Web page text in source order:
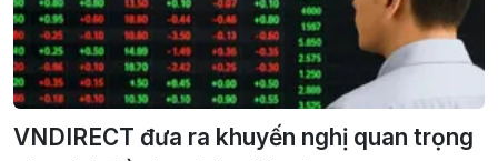
VNDIRECT đưa ra khuyến nghị quan trọng